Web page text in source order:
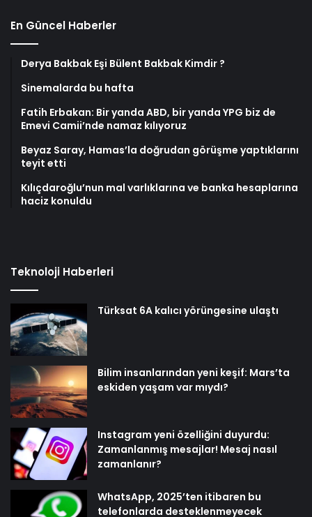
En Güncel Haberler
Derya Bakbak Eşi Bülent Bakbak Kimdir ?
Sinemalarda bu hafta
Fatih Erbakan: Bir yanda ABD, bir yanda YPG biz de
Emevi Camii’nde namaz kılıyoruz
Beyaz Saray, Hamas’la doğrudan görüşme yaptıklarını
teyit etti
Kılıçdaroğlu’nun mal varlıklarına ve banka hesaplarına
haciz konuldu
Teknoloji Haberleri
Türksat 6A kalıcı yörüngesine ulaştı
Bilim insanlarından yeni keşif: Mars’ta
eskiden yaşam var mıydı?
Instagram yeni özelliğini duyurdu:
Zamanlanmış mesajlar! Mesaj nasıl
zamanlanır?
WhatsApp, 2025’ten itibaren bu
telefonlarda desteklenmeyecek